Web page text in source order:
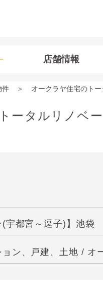
店舗情報
件 オークラヤ住宅のト
ータルリノベ
都宮～逗子)】池袋
ン、戸建、土地 / オ